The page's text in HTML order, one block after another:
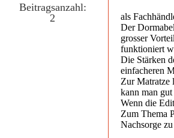
Beitragsanzahl:
2
als
Der
grosser
funktioniert
Die Stärken
einfacheren
Zur Matratze
kann man
Wenn die
Zum Thema
Nachsorge